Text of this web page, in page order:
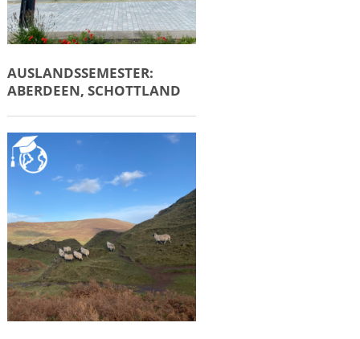
AUSLANDSSEMESTER:
ABERDEEN, SCHOTTLAND